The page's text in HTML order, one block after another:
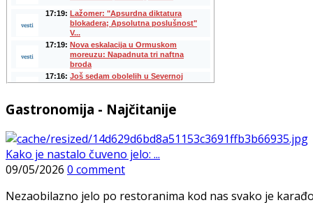
Gastronomija - Najčitanije
Kako je nastalo čuveno jelo: ...
09/05/2026 0 comment
Nezaobilazno jelo po restoranima kod nas svako je